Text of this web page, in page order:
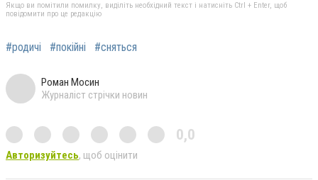
Якщо ви помітили помилку, виділіть необхідний текст і натисніть Ctrl + Enter, щоб
повідомити про це редакцію
#родичі #покійні #сняться
Роман Мосин
Журналіст стрічки новин
0,0
Авторизуйтесь, щоб оцінити